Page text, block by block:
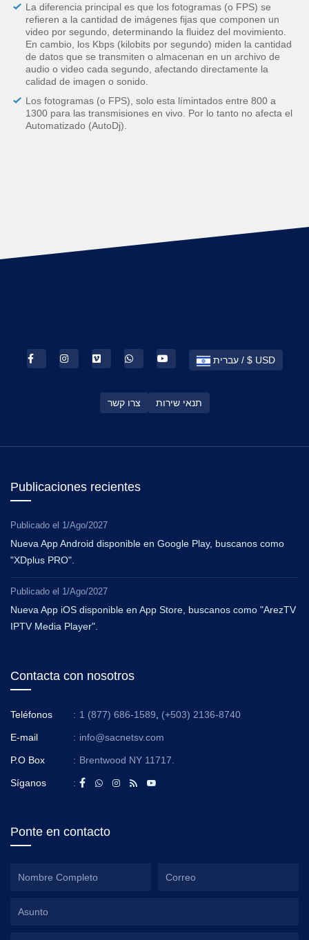
La diferencia principal es que los fotogramas (o FPS) se
refieren a la cantidad de imágenes fijas que componen un
video por segundo, determinando la fluidez del movimiento.
En cambio, los Kbps (kilobits por segundo) miden la cantidad
de datos que se transmiten o almacenan en un archivo de
audio o video cada segundo, afectando directamente la
calidad de imagen o sonido.
Los fotogramas (o FPS), solo esta límintados entre 800 a
1300 para las transmisiones en vivo. Por lo tanto no afecta el
Automatizado (AutoDj).
עברית / $ USD
צרו קשר תנאי שירות
Publicaciones recientes
Publicado el 1/Ago/2027
Nueva App Android disponible en Google Play, buscanos como
"XDplus PRO".
Publicado el 1/Ago/2027
Nueva App iOS disponible en App Store, buscanos como "ArezTV
IPTV Media Player".
Contacta con nosotros
Teléfonos : 1 (877) 686-1589 (+503) 2136-8740
E-mail : info@sacnetsv.com
P.O Box : Brentwood NY 11717.
Síganos :
Ponte en contacto